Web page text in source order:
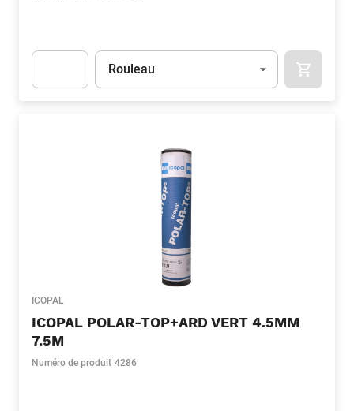
Unité
Rouleau
ICOPAL
ICOPAL POLAR-TOP+ARD VERT 4.5MM
7.5M
Numéro de produit 4286